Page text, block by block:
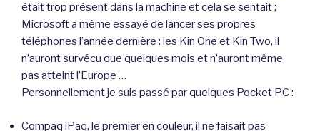
était trop présent dans la machine et cela se sentait ;
Microsoft a même essayé de lancer ses propres
téléphones l’année dernière : les Kin One et Kin Two, il
n’auront survécu que quelques mois et n’auront même
pas atteint l’Europe …
Personnellement je suis passé par quelques Pocket PC :
Compaq iPaq, le premier en couleur, il ne faisait pas